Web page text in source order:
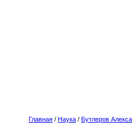
Главная / Наука / Бутлеров